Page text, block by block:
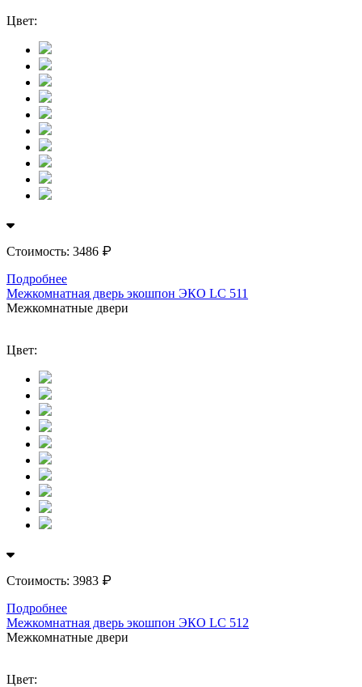
Цвет:
Стоимость: 3486 ₽
Подробнее
Межкомнатная дверь экошпон ЭКО LС 511
Межкомнатные двери
Цвет:
Стоимость: 3983 ₽
Подробнее
Межкомнатная дверь экошпон ЭКО LС 512
Межкомнатные двери
Цвет: